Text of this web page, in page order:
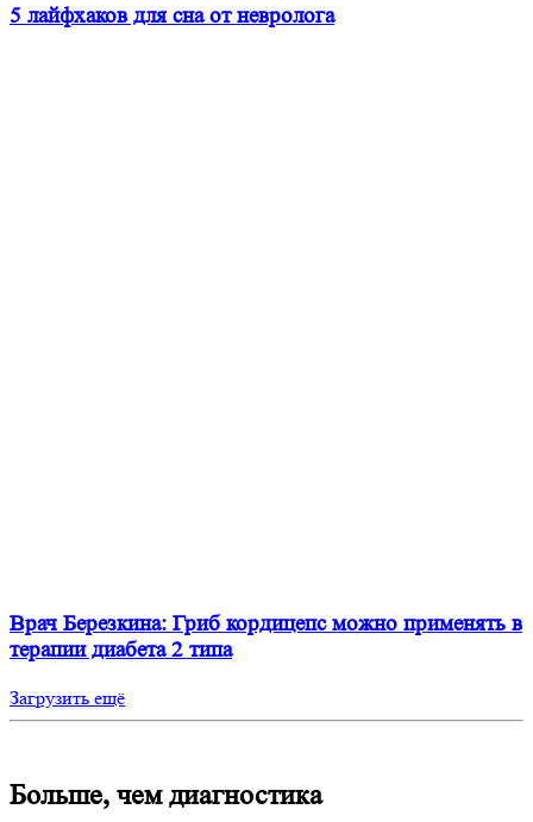
5 лайфхаков для сна от невролога
Врач Березкина: Гриб кордицепс можно применять в
терапии диабета 2 типа
Загрузить ещё
Больше, чем диагностика